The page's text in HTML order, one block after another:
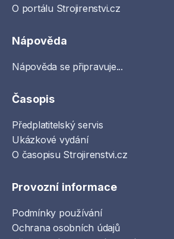
O portálu Strojirenstvi.cz
Nápověda
Nápověda se připravuje...
Časopis
Předplatitelský servis
Ukázkové vydání
O časopisu Strojirenstvi.cz
Provozní informace
Podmínky používání
Ochrana osobních údajů